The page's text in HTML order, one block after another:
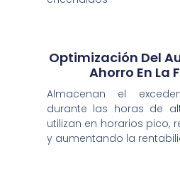
Optimización Del
Ahorro En La
Almacenan el
durante las horas de
utilizan en horarios pico,
y aumentando la